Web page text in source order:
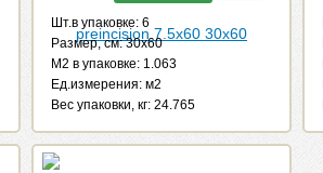
Шт.в упаковке: 6
Размер, см: 30x60
М2 в упаковке: 1.063
Ед.измерения: м2
Веc упаковки, кг: 24.765